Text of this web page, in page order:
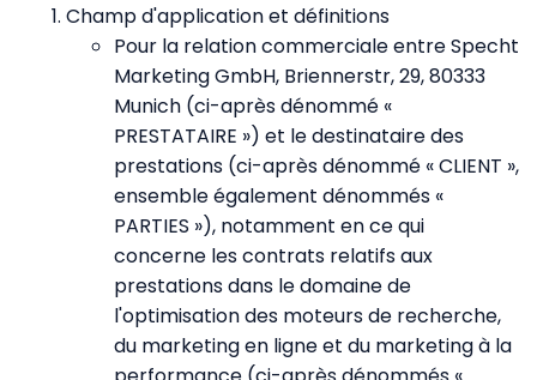
Champ d'application et définitions
Pour la relation commerciale entre Specht
Marketing GmbH, Briennerstr, 29, 80333
Munich (ci-après dénommé «
PRESTATAIRE ») et le destinataire des
prestations (ci-après dénommé « CLIENT »,
ensemble également dénommés «
PARTIES »), notamment en ce qui
concerne les contrats relatifs aux
prestations dans le domaine de
l'optimisation des moteurs de recherche,
du marketing en ligne et du marketing à la